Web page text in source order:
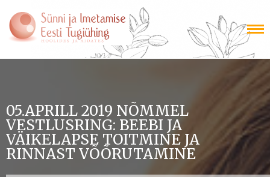
content
05.APRILL 2019 NÕMMEL
VESTLUSRING: BEEBI JA
VÄIKELAPSE TOITMINE JA
RINNAST VÕÕRUTAMINE